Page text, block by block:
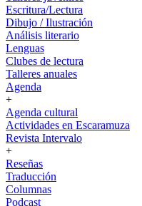
Escritura/Lectura
Dibujo / Ilustración
Análisis literario
Lenguas
Clubes de lectura
Talleres anuales
Agenda
+
Agenda cultural
Actividades en Escaramuza
Revista Intervalo
+
Reseñas
Traducción
Columnas
Podcast